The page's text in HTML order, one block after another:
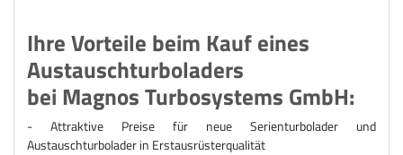
Ihre Vorteile beim Kauf eines
Austauschturboladers
bei Magnos Turbosystems GmbH:
- Attraktive Preise für neue Serienturbolader und
Austauschturbolader in Erstausrüsterqualität